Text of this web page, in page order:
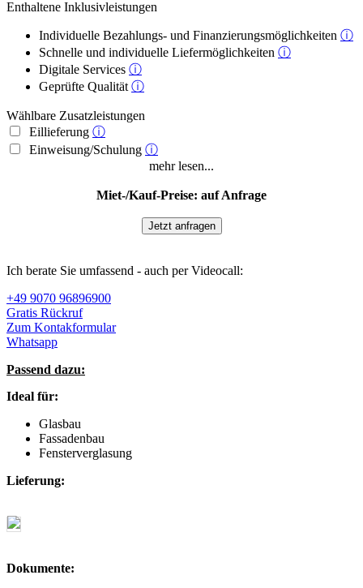
Enthaltene Inklusivleistungen
Individuelle Bezahlungs- und Finanzierungsmöglichkeiten ⓘ
Schnelle und individuelle Liefermöglichkeiten ⓘ
Digitale Services ⓘ
Geprüfte Qualität ⓘ
Wählbare Zusatzleistungen
Eillieferung ⓘ
Einweisung/Schulung ⓘ
mehr lesen...
Miet-/Kauf-Preise: auf Anfrage
Jetzt anfragen
Ich berate Sie umfassend - auch per Videocall:
+49 9070 96896900
Gratis Rückruf
Zum Kontakformular
Whatsapp
Passend dazu:
Ideal für:
Glasbau
Fassadenbau
Fensterverglasung
Lieferung:
Dokumente: